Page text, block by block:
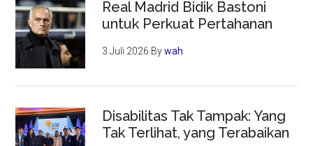
Real Madrid Bidik Bastoni
untuk Perkuat Pertahanan
3 Juli 2026 Bywah
Disabilitas Tak Tampak: Yang
Tak Terlihat, yang Terabaikan